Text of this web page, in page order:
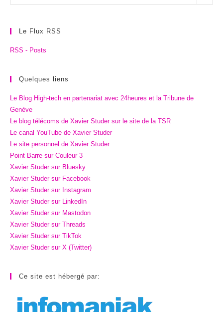
archives
Le Flux RSS
RSS - Posts
Quelques liens
Le Blog High-tech en partenariat avec 24heures et la Tribune de
Genève
Le blog télécoms de Xavier Studer sur le site de la TSR
Le canal YouTube de Xavier Studer
Le site personnel de Xavier Studer
Point Barre sur Couleur 3
Xavier Studer sur Bluesky
Xavier Studer sur Facebook
Xavier Studer sur Instagram
Xavier Studer sur LinkedIn
Xavier Studer sur Mastodon
Xavier Studer sur Threads
Xavier Studer sur TikTok
Xavier Studer sur X (Twitter)
Ce site est hébergé par: